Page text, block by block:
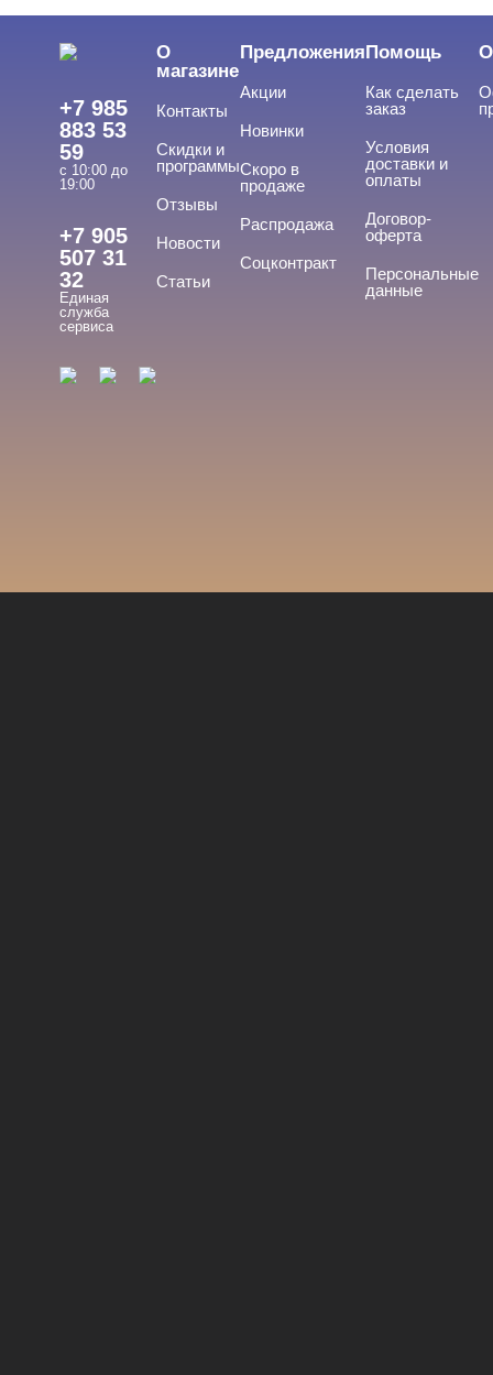
+7 985
883 53
59
с 10:00 до
19:00
+7 905
507 31
32
Единая
служба
сервиса
О
магазине
Контакты
Скидки и
программы
Отзывы
Новости
Статьи
Предложения
Акции
Новинки
Скоро в
продаже
Распродажа
Соцконтракт
Помощь
Как сделать
заказ
Условия
доставки и
оплаты
Договор-
оферта
Персональные
данные